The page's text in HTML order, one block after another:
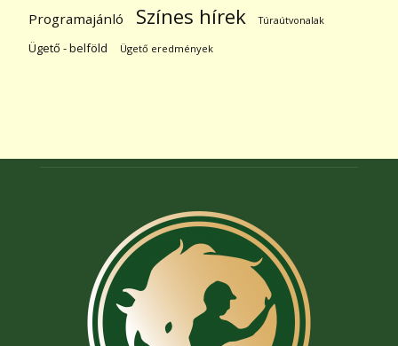
Programajánló Színes hírek Túraútvonalak
Ügető - belföld Ügető eredmények